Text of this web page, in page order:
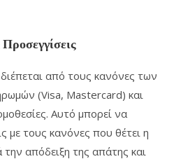
από τους κανόνες των
(Visa, Mastercard) και
Αυτό μπορεί να
με τους κανόνες που θέτει η
απόδειξη της απάτης και